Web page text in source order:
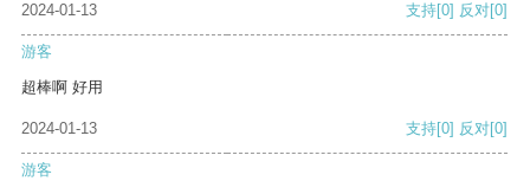
2024-01-13 支持[0] 反对[0]
游客
超棒啊 好用
2024-01-13 支持[0] 反对[0]
游客